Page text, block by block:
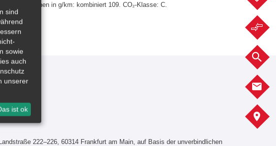
Emissionen in g/km: kombiniert 109. CO₂-Klasse: C.
222–226, 60314 Frankfurt am Main, auf Basis der unverbindlichen
sind
sowie
auch
unserer
ist ok